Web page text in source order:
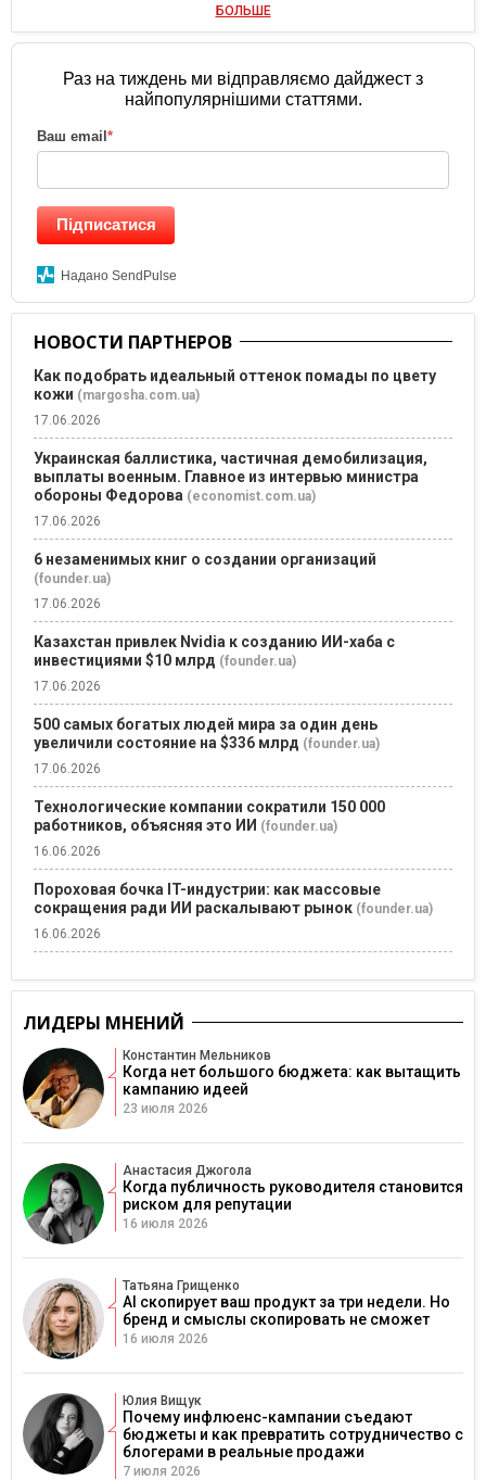
БОЛЬШЕ
Раз на тиждень ми відправляємо дайджест з
найпопулярнішими статтями.
Ваш email*
Підписатися
Надано SendPulse
НОВОСТИ ПАРТНЕРОВ
Как подобрать идеальный оттенок помады по цвету
кожи (margosha.com.ua)
17.06.2026
Украинская баллистика, частичная демобилизация,
выплаты военным. Главное из интервью министра
обороны Федорова (economist.com.ua)
17.06.2026
6 незаменимых книг о создании организаций
(founder.ua)
17.06.2026
Казахстан привлек Nvidia к созданию ИИ-хаба с
инвестициями $10 млрд (founder.ua)
17.06.2026
500 самых богатых людей мира за один день
увеличили состояние на $336 млрд (founder.ua)
17.06.2026
Технологические компании сократили 150 000
работников, объясняя это ИИ (founder.ua)
16.06.2026
Пороховая бочка IT-индустрии: как массовые
сокращения ради ИИ раскалывают рынок (founder.ua)
16.06.2026
ЛИДЕРЫ МНЕНИЙ
Константин Мельников
Когда нет большого бюджета: как вытащить
кампанию идеей
23 июля 2026
Анастасия Джогола
Когда публичность руководителя становится
риском для репутации
16 июля 2026
Татьяна Грищенко
AI скопирует ваш продукт за три недели. Но
бренд и смыслы скопировать не сможет
16 июля 2026
Юлия Вищук
Почему инфлюенс-кампании съедают
бюджеты и как превратить сотрудничество с
блогерами в реальные продажи
7 июля 2026